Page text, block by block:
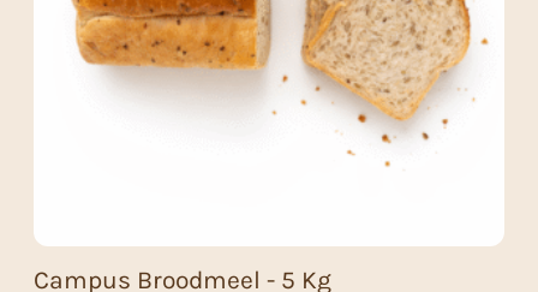
Campus Broodmeel - 5 Kg